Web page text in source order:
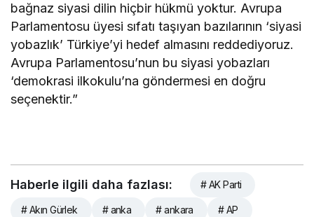
bağnaz siyasi dilin hiçbir hükmü yoktur. Avrupa
Parlamentosu üyesi sıfatı taşıyan bazılarının ‘siyasi
yobazlık’ Türkiye’yi hedef almasını reddediyoruz.
Avrupa Parlamentosu’nun bu siyasi yobazları
‘demokrasi ilkokulu’na göndermesi en doğru
seçenektir.”
Haberle ilgili daha fazlası: # AK Parti
# Akın Gürlek # anka # ankara # AP